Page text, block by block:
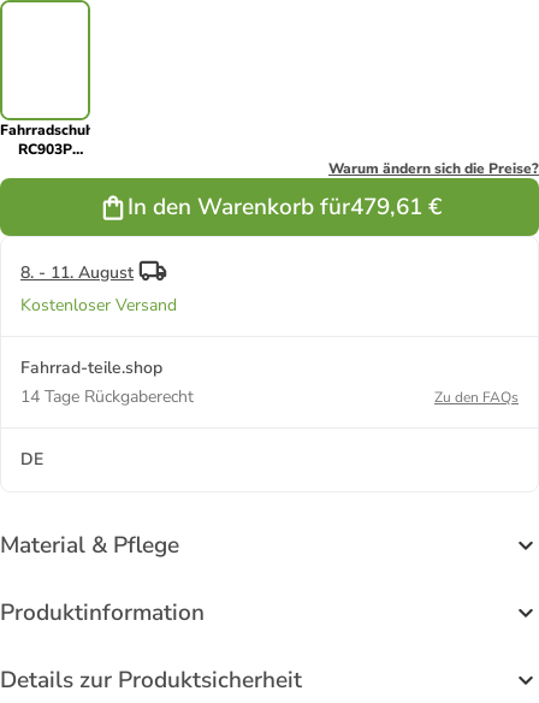
Fahrradschuhe
RC903P
Fahrradschuhe
Warum ändern sich die Preise?
In den Warenkorb für479,61 €
8. - 11. August
Kostenloser Versand
Fahrrad-teile.shop
14 Tage Rückgaberecht
Zu den FAQs
DE
Material & Pflege
Produktinformation
Details zur Produktsicherheit